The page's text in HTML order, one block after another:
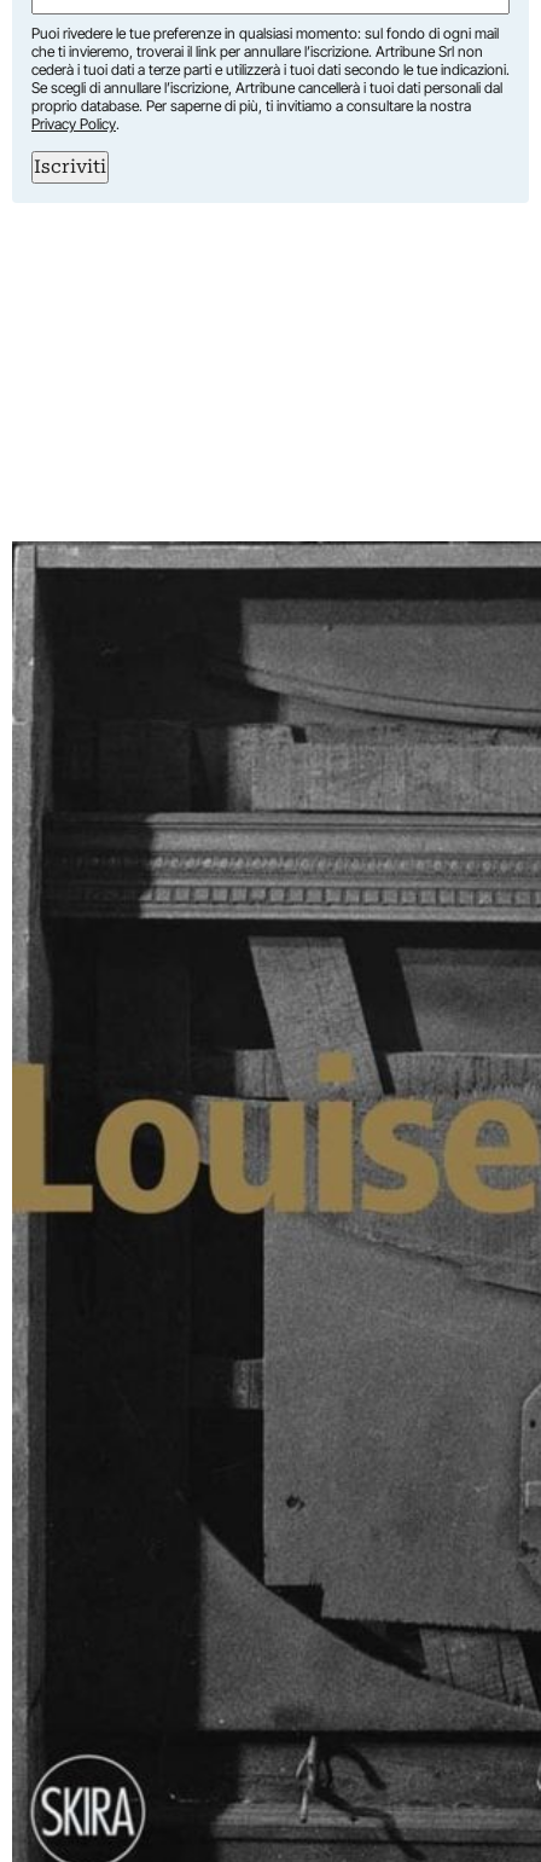
Puoi rivedere le tue preferenze in qualsiasi momento: sul fondo di ogni mail
che ti invieremo, troverai il link per annullare l’iscrizione. Artribune Srl non
cederà i tuoi dati a terze parti e utilizzerà i tuoi dati secondo le tue indicazioni.
Se scegli di annullare l’iscrizione, Artribune cancellerà i tuoi dati personali dal
proprio database. Per saperne di più, ti invitiamo a consultare la nostra
Privacy Policy.
Iscriviti